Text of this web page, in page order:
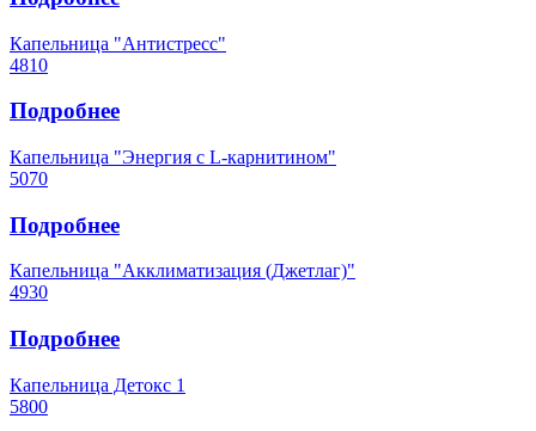
Капельница "Антистресс"
4810
Подробнее
Капельница "Энергия с L-карнитином"
5070
Подробнее
Капельница "Акклиматизация (Джетлаг)"
4930
Подробнее
Капельница Детокс 1
5800